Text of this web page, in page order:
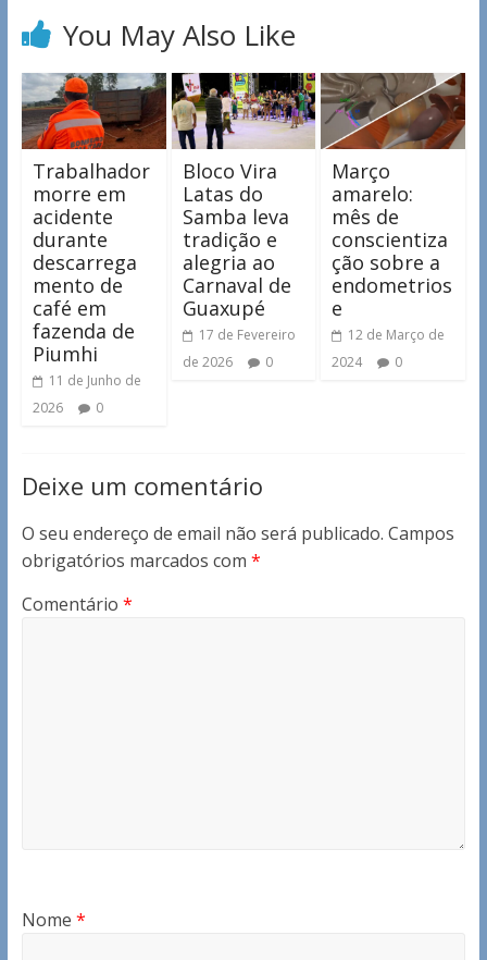
You May Also Like
Trabalhador
morre em
acidente
durante
descarrega
mento de
café em
fazenda de
Piumhi
11 de Junho de
2026
0
Bloco Vira
Latas do
Samba leva
tradição e
alegria ao
Carnaval de
Guaxupé
17 de Fevereiro
de 2026
0
Março
amarelo:
mês de
conscientiza
ção sobre a
endometrios
e
12 de Março de
2024
0
Deixe um comentário
O seu endereço de email não será publicado. Campos
obrigatórios marcados com *
Comentário *
Nome *